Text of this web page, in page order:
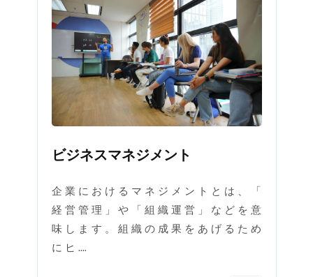
ビジネスマネジメント
企 業 に お け る マ ネ ジ メ ン ト と は 、 「
経 営 管 理 」 や 「 組 織 運 営 」 な ど を 意
味 し ま す 。 組 織 の 成 果 を あ げ る た め
に ヒ ....